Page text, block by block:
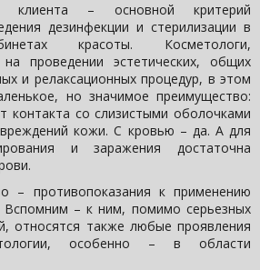
– основной критерий
дезинфекции и стерилизации в
красоты. Косметологи,
на проведении эстетических, общих
и релаксационных процедур, в этом
но значимое преимущество:
контакта со слизистыми оболочками
кожи. С кровью – да. А для
и заражения достаточна
– противопоказания к применению
Вспомним – к ним, помимо серьезных
относятся также любые проявления
особенно – в области